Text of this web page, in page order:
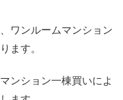
ワンルームマンション
ます。
ンション一棟買いによ